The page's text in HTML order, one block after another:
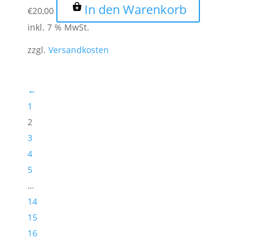
€20,00 In den Warenkorb
inkl. 7 % MwSt.
zzgl. Versandkosten
←
1
2
3
4
5
…
14
15
16